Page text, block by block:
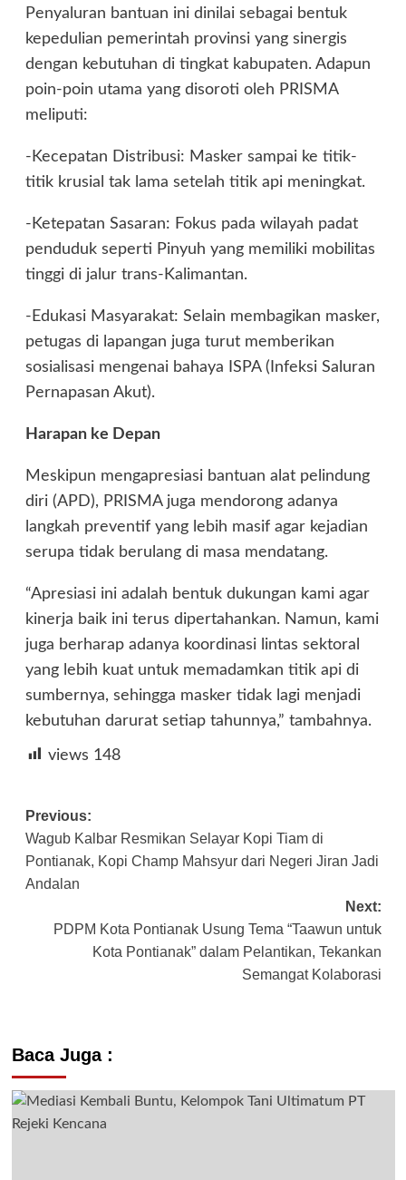
Penyaluran bantuan ini dinilai sebagai bentuk
kepedulian pemerintah provinsi yang sinergis
dengan kebutuhan di tingkat kabupaten. Adapun
poin-poin utama yang disoroti oleh PRISMA
meliputi:
-Kecepatan Distribusi: Masker sampai ke titik-
titik krusial tak lama setelah titik api meningkat.
-Ketepatan Sasaran: Fokus pada wilayah padat
penduduk seperti Pinyuh yang memiliki mobilitas
tinggi di jalur trans-Kalimantan.
-Edukasi Masyarakat: Selain membagikan masker,
petugas di lapangan juga turut memberikan
sosialisasi mengenai bahaya ISPA (Infeksi Saluran
Pernapasan Akut).
Harapan ke Depan
Meskipun mengapresiasi bantuan alat pelindung
diri (APD), PRISMA juga mendorong adanya
langkah preventif yang lebih masif agar kejadian
serupa tidak berulang di masa mendatang.
“Apresiasi ini adalah bentuk dukungan kami agar
kinerja baik ini terus dipertahankan. Namun, kami
juga berharap adanya koordinasi lintas sektoral
yang lebih kuat untuk memadamkan titik api di
sumbernya, sehingga masker tidak lagi menjadi
kebutuhan darurat setiap tahunnya,” tambahnya.
views 148
Post
navigation
Previous:
Wagub Kalbar Resmikan Selayar Kopi Tiam di
Pontianak, Kopi Champ Mahsyur dari Negeri Jiran Jadi
Andalan
Next:
PDPM Kota Pontianak Usung Tema “Taawun untuk
Kota Pontianak” dalam Pelantikan, Tekankan
Semangat Kolaborasi
Baca Juga :